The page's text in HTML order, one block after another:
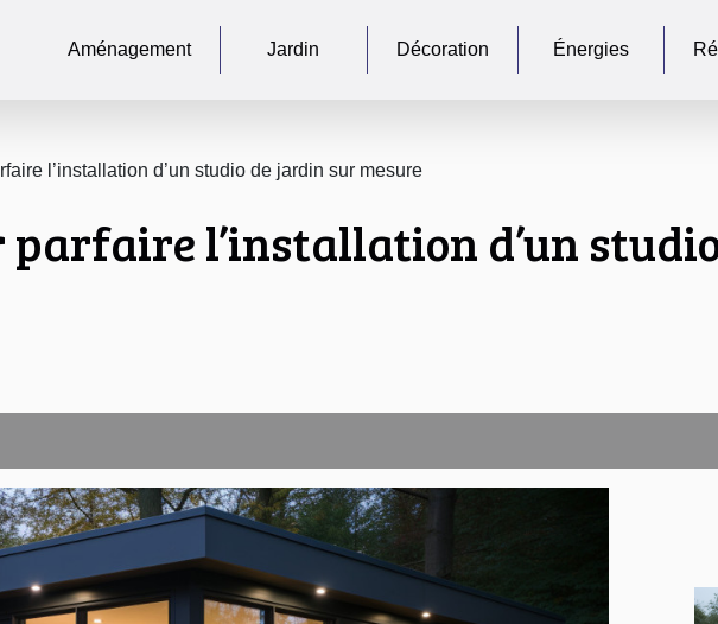
Aménagement Jardin Décoration Énergies
l’installation d’un studio de jardin sur mesure
parfaire l’installation d’un